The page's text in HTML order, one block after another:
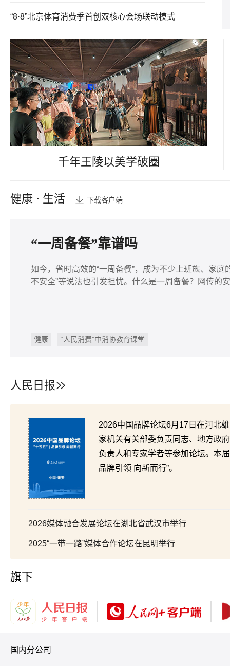
“8·8”北京体育消费季首创双核心会场联动模式
千年王陵以美学破圈
健康 · 生活 下载客户端
“一周备餐”靠谱吗
如今，省时高效的“一周备餐”，成为不少上班族、家庭
不安全”等说法也引发担忧。什么是一周备餐？网传的
健康 “人民消费”中消协教育课堂
人民日报
2026中国品牌论坛6月17日在河北
家机关有关部委负责同志、地方政
负责人和专家学者等参加论坛。本届
品牌引领 向新而行”。
2026媒体融合发展论坛在湖北省武汉市举行
2025“一带一路”媒体合作论坛在昆明举行
旗下
国内分公司